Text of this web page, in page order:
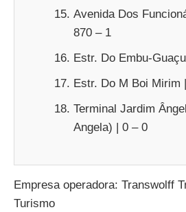
Avenida Dos
870 – 1
Estr. Do Embu-
Estr. Do M Boi Mirim
Terminal Jardim
Angela) | 0 – 0
Empresa operadora: Transwolff
Turismo